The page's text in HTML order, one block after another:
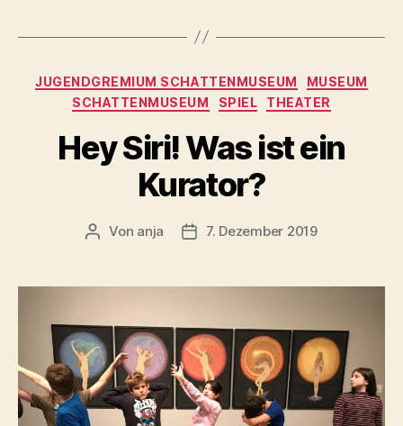
Kategorien
JUGENDGREMIUM SCHATTENMUSEUM
MUSEUM
SCHATTENMUSEUM
SPIEL THEATER
Hey Siri! Was ist ein
Kurator?
Beitragsautor
Von anja Beitragsdatum
7. Dezember 2019